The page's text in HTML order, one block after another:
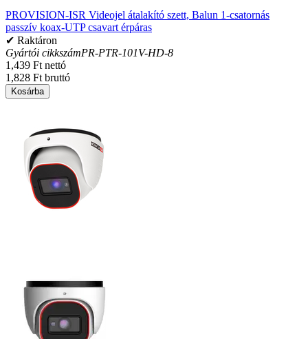
PROVISION-ISR Videojel átalakító szett, Balun 1-csatornás
passzív koax-UTP csavart érpáras
✔ Raktáron
Gyártói cikkszámPR-PTR-101V-HD-8
1,439 Ft nettó
1,828 Ft bruttó
Kosárba